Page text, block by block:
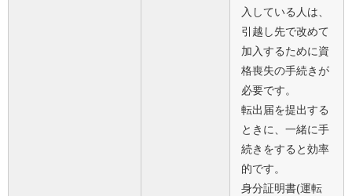
入している人は、
引越し先で改めて
加入するために資
格喪失の手続きが
必要です。
転出届を提出する
ときに、一緒に手
続きをすると効率
的です。
身分証明書(運転